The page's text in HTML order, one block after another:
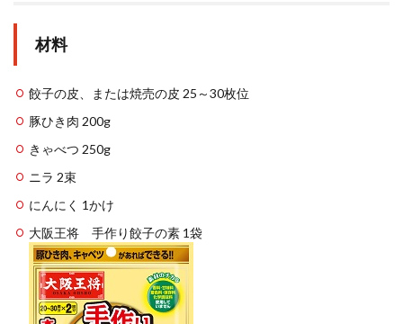
材料
餃子の皮、または焼売の皮 25～30枚位
豚ひき肉 200g
きゃべつ 250g
ニラ 2束
にんにく 1かけ
大阪王将 手作り餃子の素 1袋